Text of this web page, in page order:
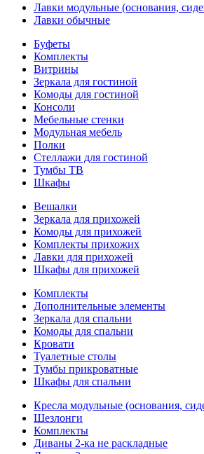
Лавки модульные (основания,
Лавки обычные
Буфеты
Комплекты
Витрины
Зеркала для гостиной
Комоды для гостиной
Консоли
Мебельные стенки
Модульная мебель
Полки
Стеллажи для гостиной
Тумбы ТВ
Шкафы
Вешалки
Зеркала для прихожей
Комоды для прихожей
Комплекты прихожих
Лавки для прихожей
Шкафы для прихожей
Комплекты
Дополнительные элементы
Зеркала для спальни
Комоды для спальни
Кровати
Туалетные столы
Тумбы прикроватные
Шкафы для спальни
Кресла модульные (основания,
Шезлонги
Комплекты
Диваны 2-ка не раскладные